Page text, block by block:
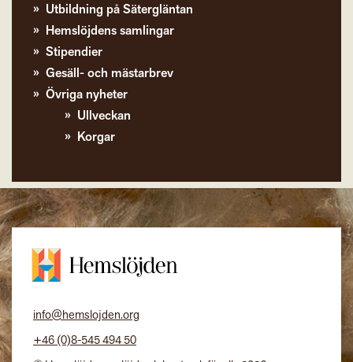
Utbildning på Sätergläntan
Hemslöjdens samlingar
Stipendier
Gesäll- och mästarbrev
Övriga nyheter
Ullveckan
Korgar
info@hemslojden.org
+46 (0)8-545 494 50